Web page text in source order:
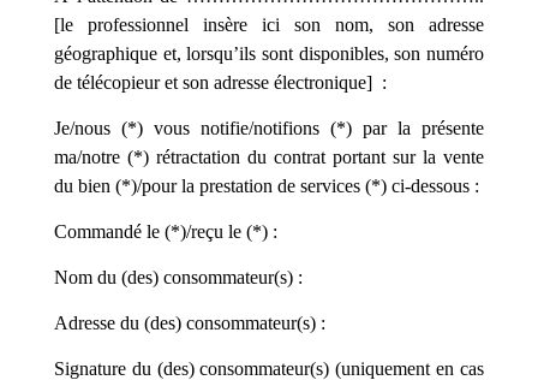
[le professionnel insère ici son nom, son adresse
géographique et, lorsqu’ils sont disponibles, son numéro
de télécopieur et son adresse électronique] :
Je/nous (*) vous notifie/notifions (*) par la présente
ma/notre (*) rétractation du contrat portant sur la vente
du bien (*)/pour la prestation de services (*) ci-dessous :
Commandé le (*)/reçu le (*) :
Nom du (des) consommateur(s) :
Adresse du (des) consommateur(s) :
Signature du (des) consommateur(s) (uniquement en cas